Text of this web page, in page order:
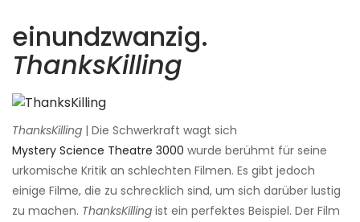
einundzwanzig.
ThanksKilling
ThanksKilling | Die Schwerkraft wagt sich
Mystery Science Theatre 3000 wurde berühmt für seine
urkomische Kritik an schlechten Filmen. Es gibt jedoch
einige Filme, die zu schrecklich sind, um sich darüber lustig
zu machen. ThanksKilling ist ein perfektes Beispiel. Der Film